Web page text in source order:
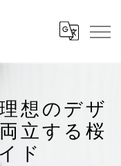
想のデザ
立する桜
ド